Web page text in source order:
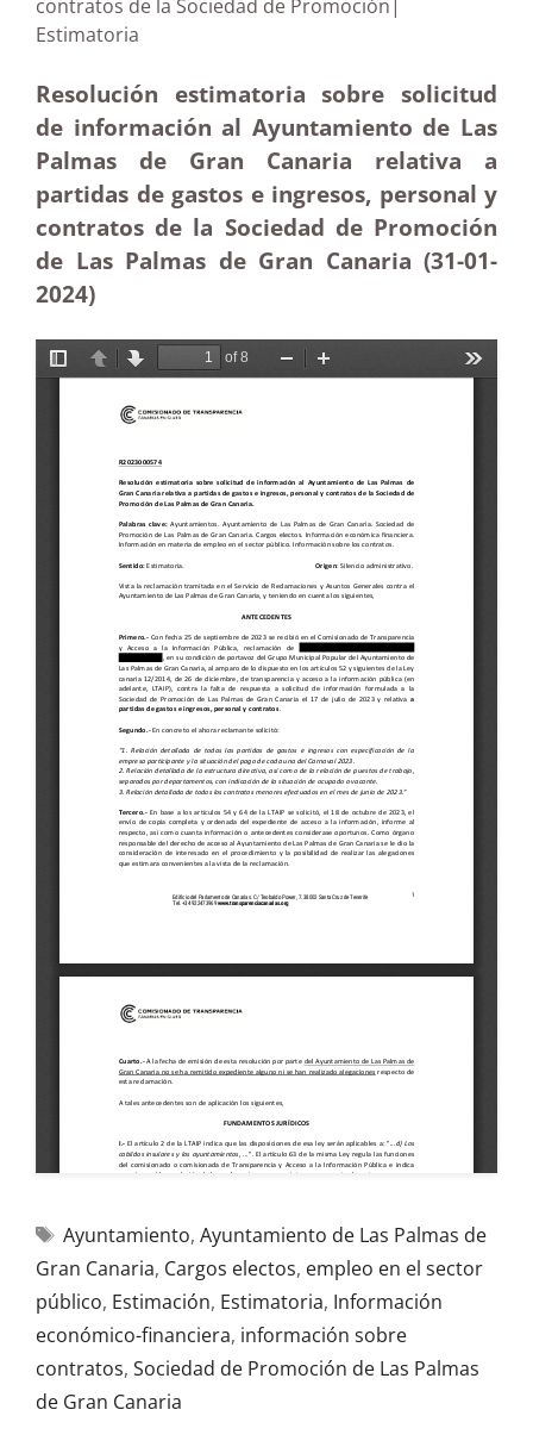
contratos de la Sociedad de Promoción|
Estimatoria
Resolución estimatoria sobre solicitud
de información al Ayuntamiento de Las
Palmas de Gran Canaria relativa a
partidas de gastos e ingresos, personal y
contratos de la Sociedad de Promoción
de Las Palmas de Gran Canaria (31-01-
2024)
Ayuntamiento, Ayuntamiento de Las Palmas de
Gran Canaria, Cargos electos, empleo en el sector
público, Estimación, Estimatoria, Información
económico-financiera, información sobre
contratos, Sociedad de Promoción de Las Palmas
de Gran Canaria